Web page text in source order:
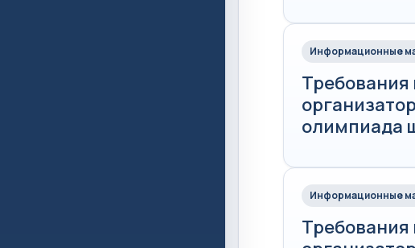
Информационные
олимпиада
Информационные